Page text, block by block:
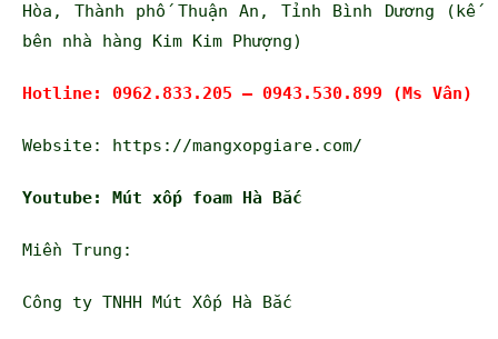
Hòa, Thành phố Thuận An, Tỉnh Bình Dương (kế
bên nhà hàng Kim Kim Phượng)
Hotline: 0962.833.205 – 0943.530.899 (Ms Vân)
Website: https://mangxopgiare.com/
Youtube: Mút xốp foam Hà Bắc
Miền Trung:
Công ty TNHH Mút Xốp Hà Bắc